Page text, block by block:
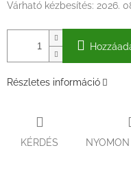
Várható kézbesítés: 2026.
Részletes információ
KÉRDÉS